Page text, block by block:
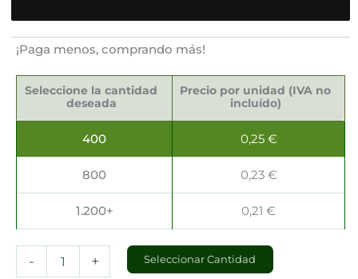
¡Paga menos, comprando más!
Seleccione la cantidad
deseada
Precio por unidad (IVA no
incluído)
400 0,25 €
800 0,23 €
1.200+ 0,21€
-
servilleta
+ Seleccionar Cantidad